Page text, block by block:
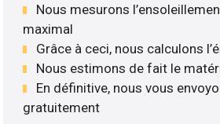
Nous mesurons
maximal
Grâce à ceci, nous calculons
Nous estimons de fait le
En définitive, nous vous
gratuitement